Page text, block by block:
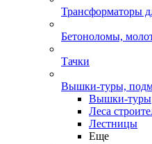
Трансформаторы
Бетоноломы,
Тачки
Вышки-туры,
Вышки-туры
Леса
Лестницы
Еще